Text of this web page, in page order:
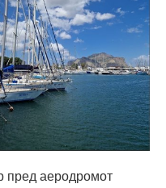
пред аеродромот